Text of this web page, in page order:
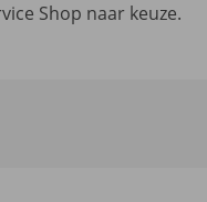
Shop naar keuze.